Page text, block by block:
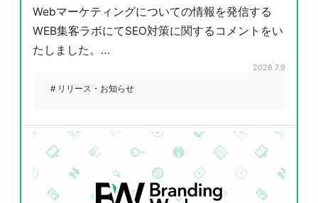
Webマーケティングについての情報を発信する
WEB集客ラボにてSEO対策に関するコメントをい
たしました。…
2026.7.9
# リリース・お知らせ